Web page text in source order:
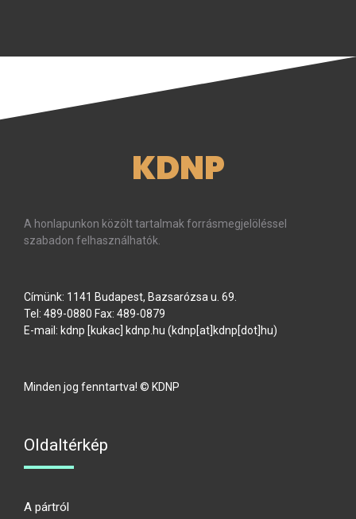
KDNP
A honlapunkon közölt tartalmak forrásmegjelöléssel
szabadon felhasználhatók.
Címünk: 1141 Budapest, Bazsarózsa u. 69.
Tel: 489-0880 Fax: 489-0879
E-mail: kdnp [kukac] kdnp.hu (kdnp[at]kdnp[dot]hu)
Minden jog fenntartva! © KDNP
Oldaltérkép
A pártról